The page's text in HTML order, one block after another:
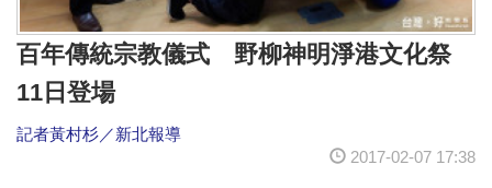
百年傳統宗教儀式 野柳神明淨港文化祭
11日登場
記者黃村杉／新北報導
2017-02-07 17:38